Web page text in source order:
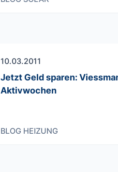
10.03.2011
Jetzt Geld sparen:
Aktivwochen
BLOG HEIZUNG